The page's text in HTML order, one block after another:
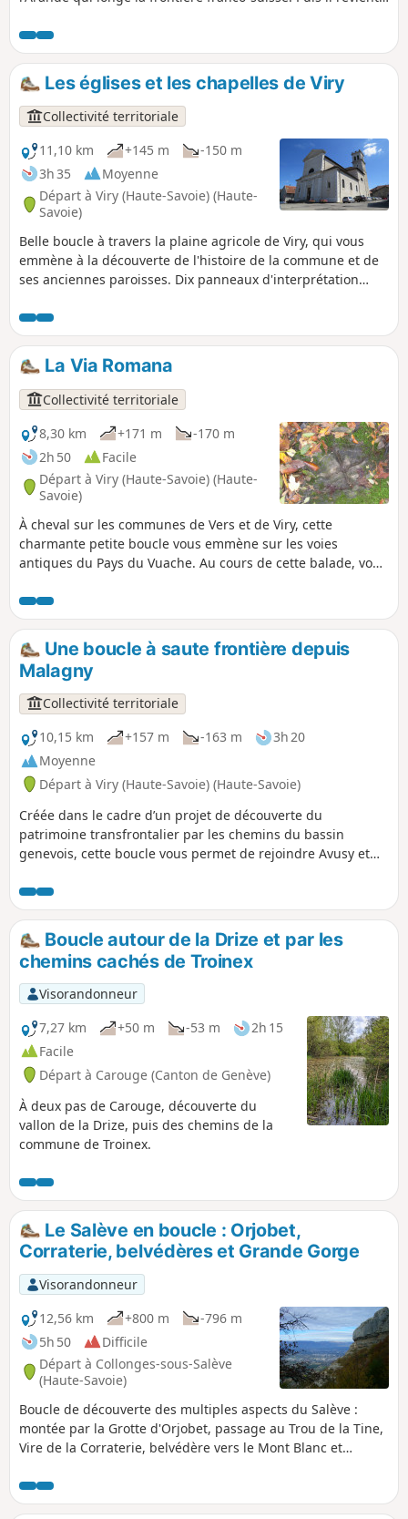
Les églises et les chapelles de Viry
Collectivité territoriale
11,10 km
+145 m
-150 m
3h 35
Moyenne
Départ à Viry (Haute-Savoie) (Haute-
Savoie)
Belle boucle à travers la plaine agricole de Viry, qui vous
emmène à la découverte de l'histoire de la commune et de
ses anciennes paroisses. Dix panneaux d'interprétation
La Via Romana
Collectivité territoriale
8,30 km
+171 m
-170 m
2h 50
Facile
Départ à Viry (Haute-Savoie) (Haute-
Savoie)
À cheval sur les communes de Vers et de Viry, cette
charmante petite boucle vous emmène sur les voies
antiques du Pays du Vuache. Au cours de cette balade, vous
Dame des Voyageurs. Du haut de cet oratoire, un
impressionnant panorama sur la plaine de Genève,
entourée par les massifs du Jura et du Salève, vous attend.
Une aire de pique-nique aménagée est à votre disposition.
Une boucle à saute frontière depuis
Malagny
Collectivité territoriale
10,15 km
+157 m -163 m
3h 20
Moyenne
Départ à Viry (Haute-Savoie) (Haute-Savoie)
Créée dans le cadre d’un projet de découverte du
patrimoine transfrontalier par les chemins du bassin
genevois, cette boucle vous permet de rejoindre Avusy et
traversée des trois villages vous permettra de profiter d'un
patrimoine bâti encore bien préservé, avec notamment le
château de Champlong, l'église d'Avusy, les fontaines de
Sézegnin ou encore les ponts sur la Laire. Vous apprécierez
également la diversité des milieux naturels rencontrés, avec
les bois d'Humilly, le remarquable biotope protégé des
Teppes de la Repentance, les bords de la Laire et le
vignoble de la champagne genevoise.
Boucle autour de la Drize et par les
chemins cachés de Troinex
Visorandonneur
7,27 km
+50 m -53 m
2h 15
Facile
Départ à Carouge (Canton de Genève)
À deux pas de Carouge, découverte du
vallon de la Drize, puis des chemins de la
commune de Troinex.
Le Salève en boucle : Orjobet,
Corraterie, belvédères et Grande Gorge
Visorandonneur
12,56 km
+800 m
-796 m
5h 50
Difficile
Départ à Collonges-sous-Salève
(Haute-Savoie)
Boucle de découverte des multiples aspects du Salève :
montée par la Grotte d'Orjobet, passage au Trou de la Tine,
Vire de la Corraterie, belvédère vers le Mont Blanc et
Genève et le Léman, descente par la Grande Gorge et retour
au départ en défilant sous les grandes voies de varappe.